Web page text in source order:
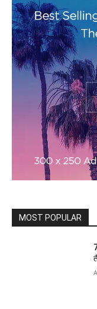
MOST POPULAR